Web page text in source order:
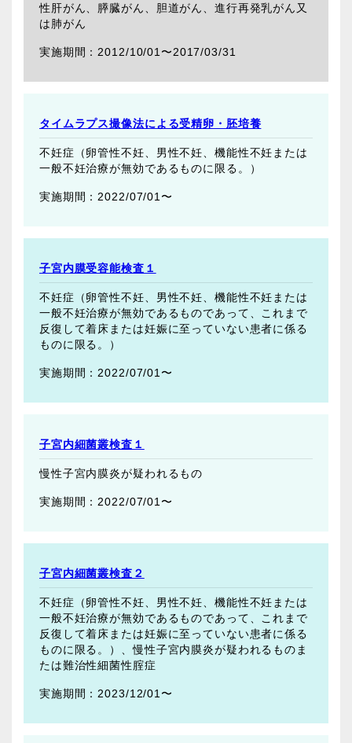
性肝がん、膵臓がん、胆道がん、進行再発乳がん又
は肺がん
2012/10/01〜2017/03/31
タイムラプス撮像法による受精卵・胚培養
不妊症（卵管性不妊、男性不妊、機能性不妊または
一般不妊治療が無効であるものに限る。）
2022/07/01〜
子宮内膜受容能検査１
不妊症（卵管性不妊、男性不妊、機能性不妊または
一般不妊治療が無効であるものであって、これまで
反復して着床または妊娠に至っていない患者に係る
ものに限る。）
2022/07/01〜
子宮内細菌叢検査１
慢性子宮内膜炎が疑われるもの
2022/07/01〜
子宮内細菌叢検査２
不妊症（卵管性不妊、男性不妊、機能性不妊または
一般不妊治療が無効であるものであって、これまで
反復して着床または妊娠に至っていない患者に係る
ものに限る。）、慢性子宮内膜炎が疑われるものま
たは難治性細菌性腟症
2023/12/01〜